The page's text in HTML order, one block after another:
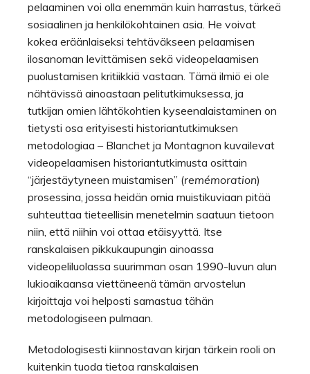
pelaaminen voi olla enemmän kuin harrastus, tärkeä
sosiaalinen ja henkilökohtainen asia. He voivat
kokea eräänlaiseksi tehtäväkseen pelaamisen
ilosanoman levittämisen sekä videopelaamisen
puolustamisen kritiikkiä vastaan. Tämä ilmiö ei ole
nähtävissä ainoastaan pelitutkimuksessa, ja
tutkijan omien lähtökohtien kyseenalaistaminen on
tietysti osa erityisesti historiantutkimuksen
metodologiaa – Blanchet ja Montagnon kuvailevat
videopelaamisen historiantutkimusta osittain
“järjestäytyneen muistamisen” (remémoration)
prosessina, jossa heidän omia muistikuviaan pitää
suhteuttaa tieteellisin menetelmin saatuun tietoon
niin, että niihin voi ottaa etäisyyttä. Itse
ranskalaisen pikkukaupungin ainoassa
videopeliluolassa suurimman osan 1990-luvun alun
lukioaikaansa viettäneenä tämän arvostelun
kirjoittaja voi helposti samastua tähän
metodologiseen pulmaan.
Metodologisesti kiinnostavan kirjan tärkein rooli on
kuitenkin tuoda tietoa ranskalaisen